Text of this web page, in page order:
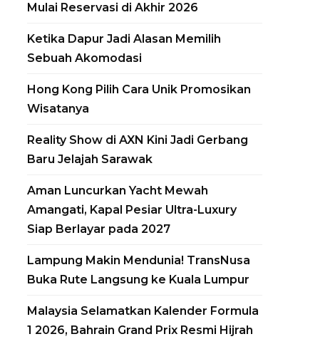
Mulai Reservasi di Akhir 2026
Ketika Dapur Jadi Alasan Memilih
Sebuah Akomodasi
Hong Kong Pilih Cara Unik Promosikan
Wisatanya
Reality Show di AXN Kini Jadi Gerbang
Baru Jelajah Sarawak
Aman Luncurkan Yacht Mewah
Amangati, Kapal Pesiar Ultra-Luxury
Siap Berlayar pada 2027
Lampung Makin Mendunia! TransNusa
Buka Rute Langsung ke Kuala Lumpur
Malaysia Selamatkan Kalender Formula
1 2026, Bahrain Grand Prix Resmi Hijrah
Aman Luncurkan
Yacht Mewah
Amangati, Kapal
Pesiar Ultra-Luxury
Siap Berlayar pada
2027